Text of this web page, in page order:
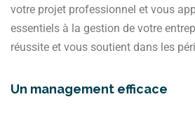
votre projet professionnel et vous
essentiels à la gestion de votre
réussite et vous soutient dans les
Un management efficace